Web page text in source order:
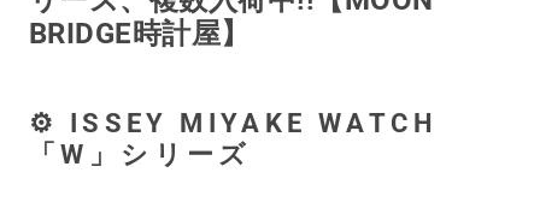
最新ニュース
BRIDGE時計屋】
⚙️ ISSEY MIYAKE WATCH
「W」シリーズ